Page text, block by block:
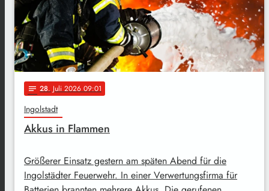
notes 28. Juli 2026 09:01
Ingolstadt
Akkus in Flammen
Größerer Einsatz gestern am späten Abend für die
Ingolstädter Feuerwehr. In einer Verwertungsfirma für